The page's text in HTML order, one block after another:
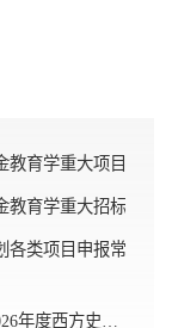
教育学重大项目选题
教育学重大招标项目
各类项目申报常见问